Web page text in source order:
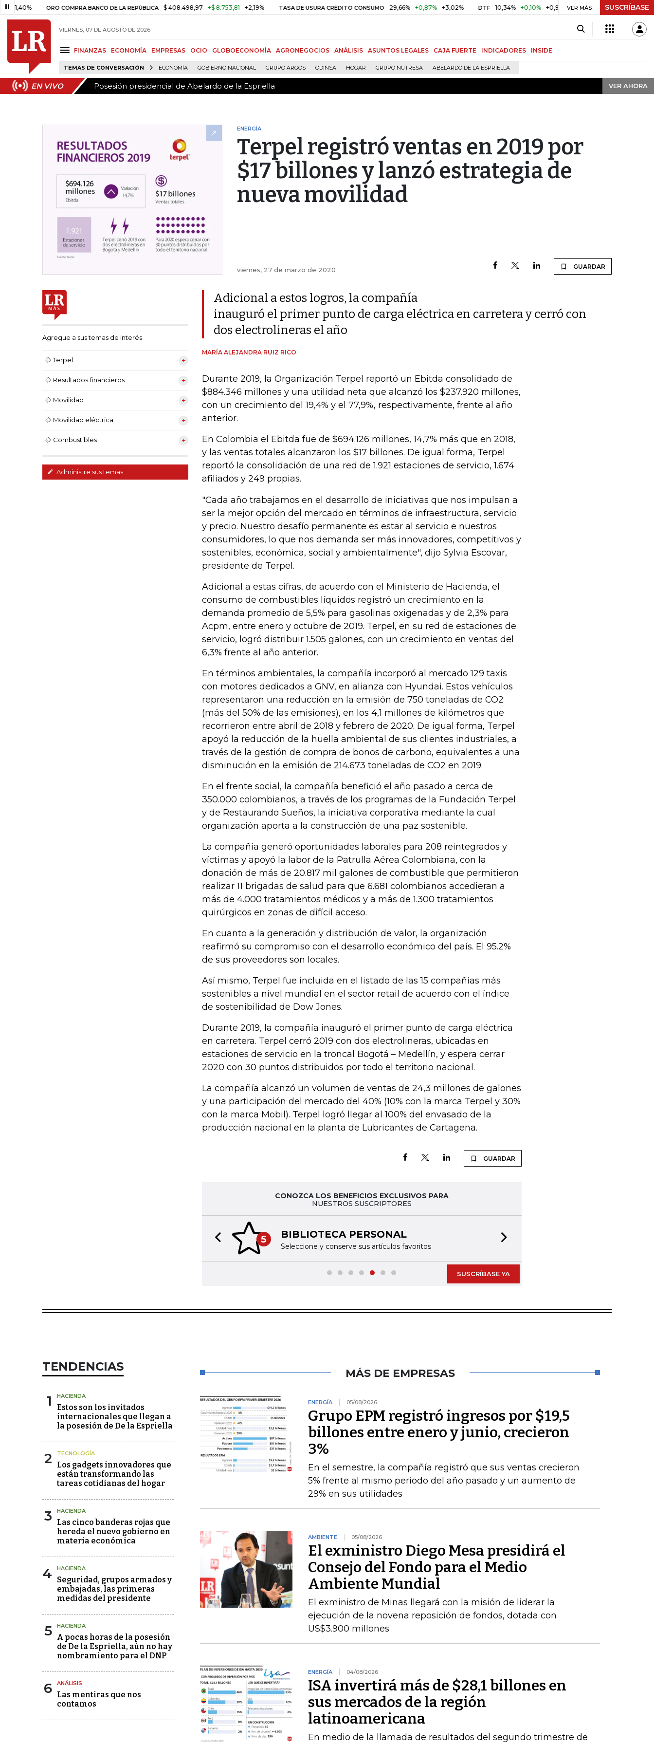
ORO COMPRA BANCO DE LA REPÚBLICA $ 408.498,97 +$ 8.753,81 +2,19% TASA DE USURA CRÉDITO CONSUMO 29,66% +0,87% +3,02% DTF 10,34% +0,10% +0,98% UVR $ 416,91 +$ 0,05 +0,01%
VER MÁS SUSCRÍBASE
VIERNES, 07 DE AGOSTO DE 2026
FINANZAS ECONOMÍA EMPRESAS OCIO GLOBOECONOMÍA AGRONEGOCIOS ANÁLISIS ASUNTOS LEGALES CAJA FUERTE INDICADORES INSIDE
TEMAS DE CONVERSACIÓN ECONOMÍA GOBIERNO NACIONAL GRUPO ARGOS ODINSA HOGAR GRUPO NUTRESA ABELARDO DE LA ESPRIELLA
EN VIVO Posesión presidencial de Abelardo de la Espriella VER AHORA
EN VIVO Posesión presidencial de Abelardo de la Espriella VER AHORA
ENERGÍA
Terpel registró ventas en 2019 por
$17 billones y lanzó estrategia de
nueva movilidad
viernes, 27 de marzo de 2020 GUARDAR
Agregue a sus temas de interés
Terpel
Resultados financieros
Movilidad
Movilidad eléctrica
Combustibles
Administre sus temas
Adicional a estos logros, la compañía
inauguró el primer punto de carga eléctrica en carretera y cerró con
dos electrolineras el año
MARÍA ALEJANDRA RUIZ RICO
Durante 2019, la Organización Terpel reportó un Ebitda consolidado de
$884.346 millones y una utilidad neta que alcanzó los $237.920 millones,
con un crecimiento del 19,4% y el 77,9%, respectivamente, frente al año
anterior.
En Colombia el Ebitda fue de $694.126 millones, 14,7% más que en 2018,
y las ventas totales alcanzaron los $17 billones. De igual forma, Terpel
reportó la consolidación de una red de 1.921 estaciones de servicio, 1.674
afiliados y 249 propias.
"Cada año trabajamos en el desarrollo de iniciativas que nos impulsan a
ser la mejor opción del mercado en términos de infraestructura, servicio
y precio. Nuestro desafío permanente es estar al servicio e nuestros
consumidores, lo que nos demanda ser más innovadores, competitivos y
sostenibles, económica, social y ambientalmente", dijo Sylvia Escovar,
presidente de Terpel.
Adicional a estas cifras, de acuerdo con el Ministerio de Hacienda, el
consumo de combustibles líquidos registró un crecimiento en la
demanda promedio de 5,5% para gasolinas oxigenadas y de 2,3% para
Acpm, entre enero y octubre de 2019. Terpel, en su red de estaciones de
servicio, logró distribuir 1.505 galones, con un crecimiento en ventas del
6,3% frente al año anterior.
En términos ambientales, la compañía incorporó al mercado 129 taxis
con motores dedicados a GNV, en alianza con Hyundai. Estos vehículos
representaron una reducción en la emisión de 750 toneladas de CO2
(más del 50% de las emisiones), en los 4,1 millones de kilómetros que
recorrieron entre abril de 2018 y febrero de 2020. De igual forma, Terpel
apoyó la reducción de la huella ambiental de sus clientes industriales, a
través de la gestión de compra de bonos de carbono, equivalentes a una
disminución en la emisión de 214.673 toneladas de CO2 en 2019.
En el frente social, la compañía benefició el año pasado a cerca de
350.000 colombianos, a través de los programas de la Fundación Terpel
y de Restaurando Sueños, la iniciativa corporativa mediante la cual
organización aporta a la construcción de una paz sostenible.
La compañía generó oportunidades laborales para 208 reintegrados y
víctimas y apoyó la labor de la Patrulla Aérea Colombiana, con la
donación de más de 20.817 mil galones de combustible que permitieron
realizar 11 brigadas de salud para que 6.681 colombianos accedieran a
más de 4.000 tratamientos médicos y a más de 1.300 tratamientos
quirúrgicos en zonas de difícil acceso.
En cuanto a la generación y distribución de valor, la organización
reafirmó su compromiso con el desarrollo económico del país. El 95.2%
de sus proveedores son locales.
Así mismo, Terpel fue incluida en el listado de las 15 compañías más
sostenibles a nivel mundial en el sector retail de acuerdo con el índice
de sostenibilidad de Dow Jones.
Durante 2019, la compañía inauguró el primer punto de carga eléctrica
en carretera. Terpel cerró 2019 con dos electrolineras, ubicadas en
estaciones de servicio en la troncal Bogotá – Medellín, y espera cerrar
2020 con 30 puntos distribuidos por todo el territorio nacional.
La compañía alcanzó un volumen de ventas de 24,3 millones de galones
y una participación del mercado del 40% (10% con la marca Terpel y 30%
con la marca Mobil). Terpel logró llegar al 100% del envasado de la
producción nacional en la planta de Lubricantes de Cartagena.
GUARDAR
CONOZCA LOS BENEFICIOS EXCLUSIVOS PARA
NUESTROS SUSCRIPTORES
5 BIBLIOTECA PERSONAL
Seleccione y conserve sus artículos favoritos
Previous slide
SUSCRÍBASE YA
TENDENCIAS
1 HACIENDA
Estos son los invitados
internacionales que llegan a
la posesión de De la Espriella
2 TECNOLOGÍA
Los gadgets innovadores que
están transformando las
tareas cotidianas del hogar
3 HACIENDA
Las cinco banderas rojas que
hereda el nuevo gobierno en
materia económica
4 HACIENDA
Seguridad, grupos armados y
embajadas, las primeras
medidas del presidente
5 HACIENDA
A pocas horas de la posesión
de De la Espriella, aún no hay
nombramiento para el DNP
6 ANÁLISIS
Las mentiras que nos
contamos
MÁS DE EMPRESAS
ENERGÍA 05/08/2026
Grupo EPM registró ingresos por $19,5
billones entre enero y junio, crecieron
3%
En el semestre, la compañía registró que sus ventas crecieron
5% frente al mismo periodo del año pasado y un aumento de
29% en sus utilidades
AMBIENTE 05/08/2026
El exministro Diego Mesa presidirá el
Consejo del Fondo para el Medio
Ambiente Mundial
El exministro de Minas llegará con la misión de liderar la
ejecución de la novena reposición de fondos, dotada con
US$3.900 millones
ENERGÍA 04/08/2026
ISA invertirá más de $28,1 billones en
sus mercados de la región
latinoamericana
En medio de la llamada de resultados del segundo trimestre de